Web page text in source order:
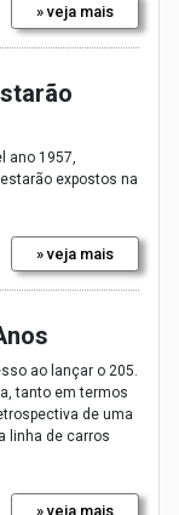
» veja mais
ano 1957,
expostos na
» veja mais
ao lançar o 205.
tanto em termos
de uma
linha de carros
» veja mais